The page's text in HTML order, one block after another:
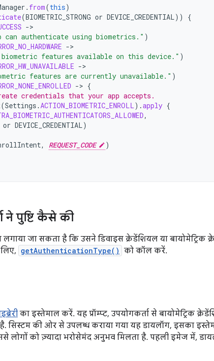
. from(this)
(BIOMETRIC_STRONG or DEVICE_CREDENTIAL))
{
-
can authenticate using biometrics." )
-
biometric features available on this device." )
-
features are currently unavailable." )
-> {
credentials that your app accepts.
(Settings .ACTION_BIOMETRIC_ENROLL).apply {
,
or DEVICE_CREDENTIAL)
, REQUEST_CODE
)
ने पुष्टि कैसे की
लगाया जा सकता है कि उसने डिवाइस क्रेडेंशियल या बायोमेट्रिक
getAuthenticationType() को कॉल करें.
का इस्तेमाल करें. यह प्रॉम्प्ट, उपयोगकर्ता से बायोमेट्रिक
सिस्टम की ओर से उपलब्ध कराया गया यह डायलॉग, इसका
लोगों को ज़्यादा भरोसेमंद अनुभव मिलता है. पहली इमेज में,